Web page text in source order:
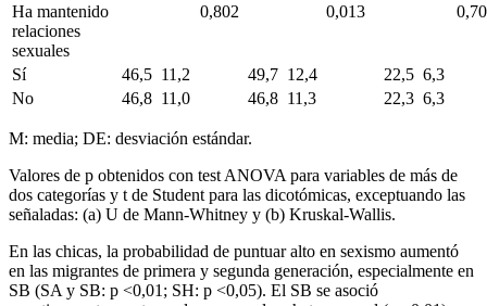
Ha mantenido
relaciones
sexuales
0,802 0,013
Sí 46,5 11,2 49,7 12,4 22,5 6,3
No
46,8 11,0 46,8 11,3 22,3 6,3
M: media; DE: desviación estándar.
Valores de p obtenidos con test ANOVA para variables de más de
dos categorías y t de Student para las dicotómicas, exceptuando las
señaladas: (a) U de Mann-Whitney y (b) Kruskal-Wallis.
En las chicas, la probabilidad de puntuar alto en sexismo aumentó
en las migrantes de primera y segunda generación, especialmente en
SB (SA y SB: p <0,01; SH: p <0,05). El SB se asoció